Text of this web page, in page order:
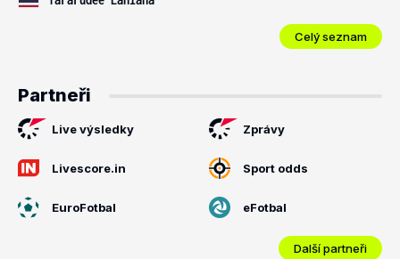
Celý seznam
Partneři
Live výsledky Zprávy
Livescore.in Sport odds
EuroFotbal eFotbal
Další partneři